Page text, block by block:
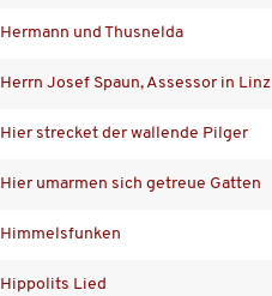
Hermann und Thusnelda
Herrn Josef Spaun, Assessor in Linz
Hier strecket der wallende Pilger
Hier umarmen sich getreue Gatten
Himmelsfunken
Hippolits Lied